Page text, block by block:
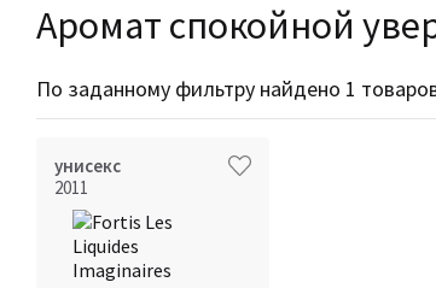
Аромат спокойной
По заданному фильтру найдено 1
унисекс
2011